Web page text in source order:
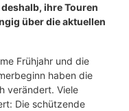
ihre Touren
über die aktuellen
Frühjahr und die
haben die
verändert. Viele
Die schützende